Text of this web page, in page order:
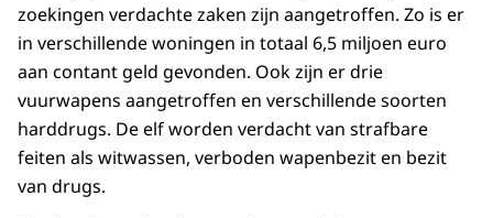
zoekingen verdachte zaken zijn aangetroffen. Zo is er
in verschillende woningen in totaal 6,5 miljoen euro
aan contant geld gevonden. Ook zijn er drie
vuurwapens aangetroffen en verschillende soorten
harddrugs. De elf worden verdacht van strafbare
feiten als witwassen, verboden wapenbezit en bezit
van drugs.